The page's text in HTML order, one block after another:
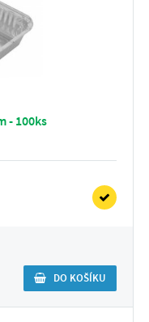
- 100ks
DO KOŠÍKU